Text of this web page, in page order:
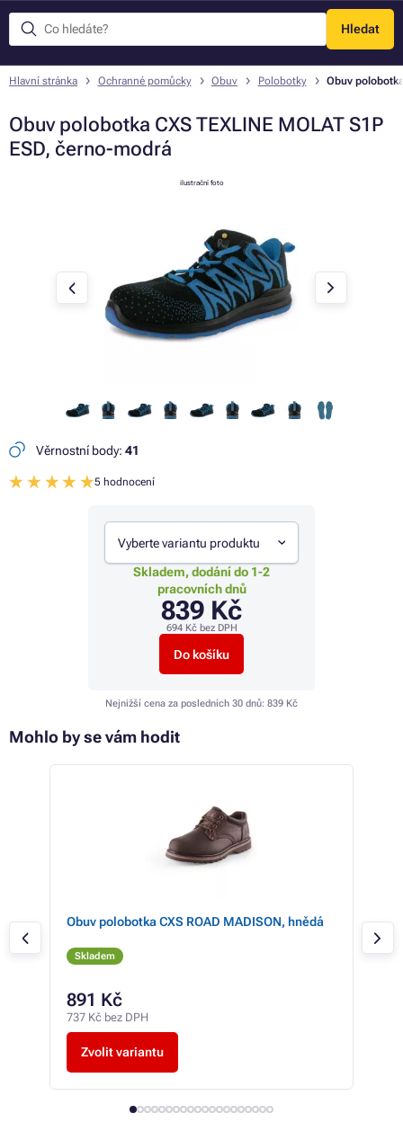
Hledat
Menu
Hlavní stránka Ochranné pomůcky Obuv Polobotky Obuv
Obuv polobotka CXS TEXLINE MOLAT S1P
ESD, černo-modrá
ilustrační foto
Věrnostní body: 41
5 hodnocení
Vyberte variantu produktu
Skladem, dodání do 1-2
pracovních dnů
839 Kč
694 Kčbez DPH
Do košíku
Nejnižší cena za posledních 30 dnů: 839 Kč
Mohlo by se vám hodit
Obuv polobotka CXS ROAD MADISON, hnědá
Skladem
891 Kč
737 Kč bez DPH
Zvolit variantu